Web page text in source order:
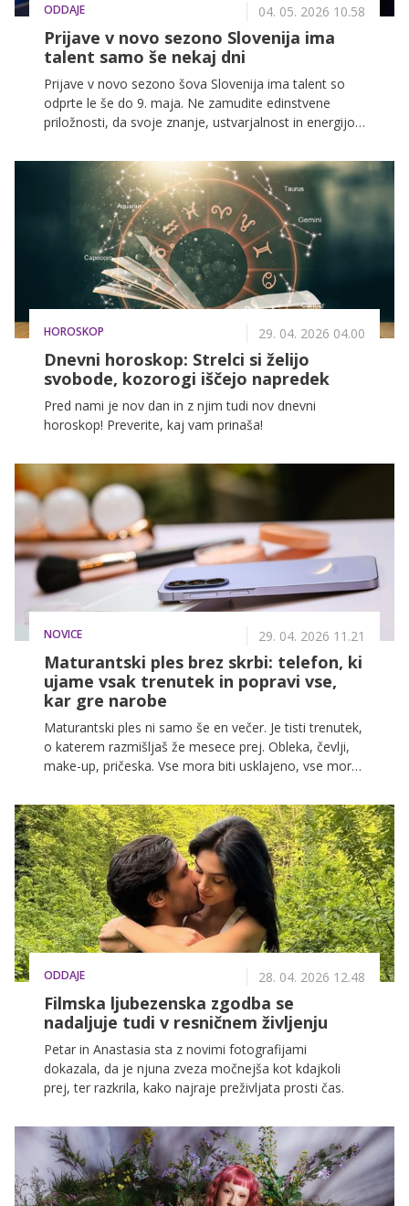
ODDAJE 04. 05. 2026 10.58
Prijave v novo sezono Slovenija ima
talent samo še nekaj dni
Prijave v novo sezono šova Slovenija ima talent so
odprte le še do 9. maja. Ne zamudite edinstvene
priložnosti, da svoje znanje, ustvarjalnost in energijo
HOROSKOP 29. 04. 2026 04.00
Dnevni horoskop: Strelci si želijo
svobode, kozorogi iščejo napredek
Pred nami je nov dan in z njim tudi nov dnevni
horoskop! Preverite, kaj vam prinaša!
NOVICE 29. 04. 2026 11.21
Maturantski ples brez skrbi: telefon, ki
ujame vsak trenutek in popravi vse,
kar gre narobe
Maturantski ples ni samo še en večer. Je tisti trenutek,
o katerem razmišljaš že mesece prej. Obleka, čevlji,
make-up, pričeska. Vse mora biti usklajeno, vse mora
pričakovala.Zato je pomembno, da ga lahko tudi
ujameš. Takšnega, kot je bil.
ODDAJE 28. 04. 2026 12.48
Filmska ljubezenska zgodba se
nadaljuje tudi v resničnem življenju
Petar in Anastasia sta z novimi fotografijami
dokazala, da je njuna zveza močnejša kot kdajkoli
prej, ter razkrila, kako najraje preživljata prosti čas.